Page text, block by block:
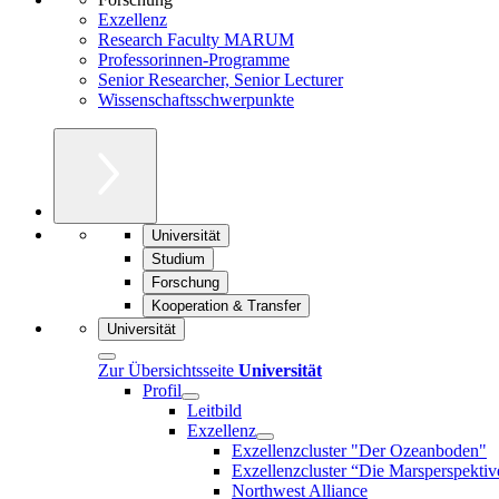
Exzellenz
Research Faculty MARUM
Professorinnen-Programme
Senior Researcher, Senior Lecturer
Wissenschaftsschwerpunkte
Universität
Studium
Forschung
Kooperation & Transfer
Universität
Zur Übersichtsseite Universität
Profil
Leitbild
Exzellenz
Exzellenzcluster "Der Ozeanboden"
Exzellenzcluster “Die
Northwest Alliance